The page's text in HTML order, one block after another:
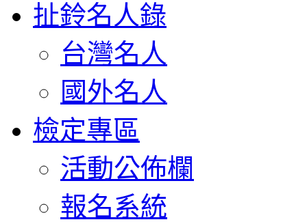
扯鈴名人錄
台灣名人
國外名人
檢定專區
活動公佈欄
報名系統